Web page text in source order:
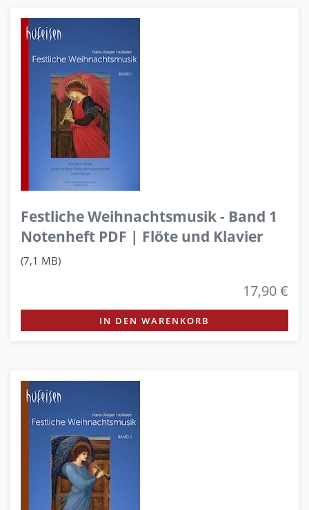
Festliche Weihnachtsmusik - Band 1
Notenheft PDF | Flöte und Klavier
(7,1 MB)
17,90 €
IN DEN WARENKORB